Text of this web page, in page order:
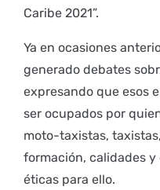
Caribe 2021”.
Ya en ocasiones
generado debates
expresando que esos
ser ocupados por
moto-taxistas,
formación, calidades
éticas para ello.